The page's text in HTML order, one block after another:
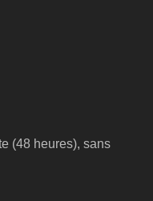
(48 heures), sans